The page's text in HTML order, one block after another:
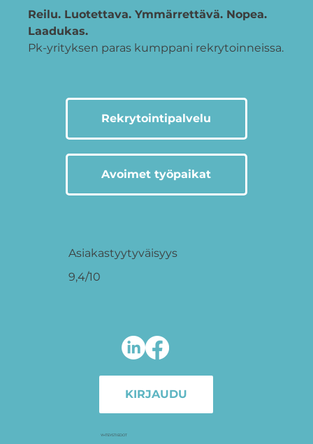
Reilu. Luotettava. Ymmärrettävä. Nopea.
Laadukas.
Pk-yrityksen paras kumppani rekrytoinneissa.
Rekrytointipalvelu
Avoimet työpaikat
KIRJAUDU
YHTEYSTIEDOT
Asiakastyytyväisyys
9,4/10